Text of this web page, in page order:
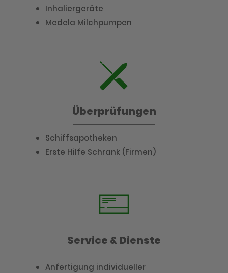
Inhaliergeräte
Medela Milchpumpen
Überprüfungen
Schiffsapotheken
Erste Hilfe Schrank (Firmen)
Service & Dienste
Anfertigung individueller